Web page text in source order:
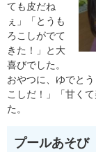
ても皮だね
ぇ」「とうも
ろこしがでて
きた！」と大
喜びでした。
おやつに、ゆでと
こしだ！」「甘く
た。
プールあそび